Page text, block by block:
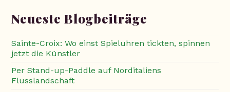
Neueste Blogbeiträge
Sainte-Croix: Wo einst Spieluhren tickten, spinnen
jetzt die Künstler
Per Stand-up-Paddle auf Norditaliens
Flusslandschaft